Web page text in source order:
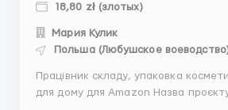
18,80 zł (злотых)
Мария Кулик
Польша (Любушское
Працівник складу, упаковка
для дому для Amazon Назва проєкту ID LOGISTICS